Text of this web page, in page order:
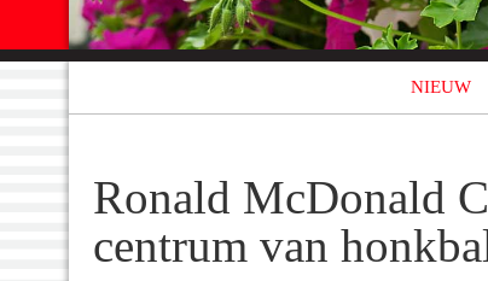
NIEUW
Ronald McDonald
centrum van